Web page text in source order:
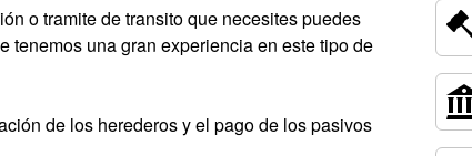
o tramite de transito que necesites puedes
tenemos una gran experiencia en este tipo de
de los herederos y el pago de los pasivos